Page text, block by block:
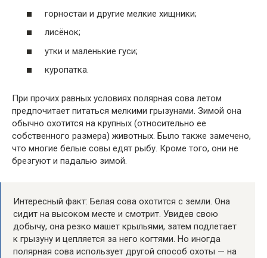
горностаи и другие мелкие хищники;
лисёнок;
утки и маленькие гуси;
куропатка.
При прочих равных условиях полярная сова летом
предпочитает питаться мелкими грызунами. Зимой она
обычно охотится на крупных (относительно ее
собственного размера) животных. Было также замечено,
что многие белые совы едят рыбу. Кроме того, они не
брезгуют и падалью зимой.
Интересный факт: Белая сова охотится с земли. Она
сидит на высоком месте и смотрит. Увидев свою
добычу, она резко машет крыльями, затем подлетает
к грызуну и цепляется за него когтями. Но иногда
полярная сова использует другой способ охоты — на